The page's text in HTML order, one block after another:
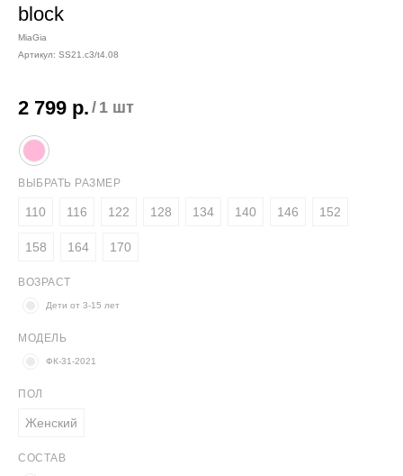
block
MiaGia
Артикул: SS21.c3/t4.08
2 799 р. / 1 шт
ВЫБРАТЬ РАЗМЕР
110 116 122 128 134 140 146 152
158 164 170
ВОЗРАСТ
Дети от 3-15 лет
МОДЕЛЬ
ФК-31-2021
ПОЛ
Женский
СОСТАВ